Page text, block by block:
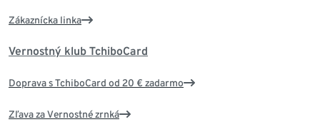
Zákaznícka linka
Vernostný klub TchiboCard
Doprava s TchiboCard od 20 € zadarmo
Zľava za Vernostné zrnká